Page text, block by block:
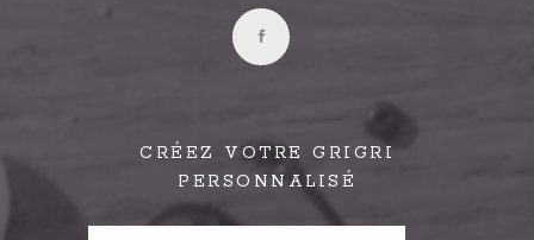
CRÉEZ VOTRE GRIGRI
PERSONNALISÉ